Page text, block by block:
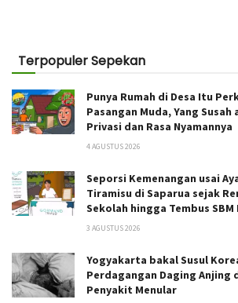
Terpopuler Sepekan
Punya Rumah di Desa Itu
Pasangan Muda, Yang
Privasi dan Rasa Nyamannya
4 AGUSTUS 2026
Seporsi Kemenangan usai
Tiramisu di Saparua sejak
Sekolah hingga Tembus SBM
3 AGUSTUS 2026
Yogyakarta bakal Susul
Perdagangan Daging Anjing
Penyakit Menular